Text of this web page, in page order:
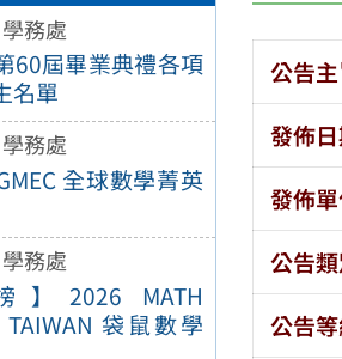
學務處
60屆畢業典禮各項
名單
學務處
全球數學菁英
學務處
】2026 MATH
TAIWAN 袋鼠數學
公告
發佈
發佈
公告
公告